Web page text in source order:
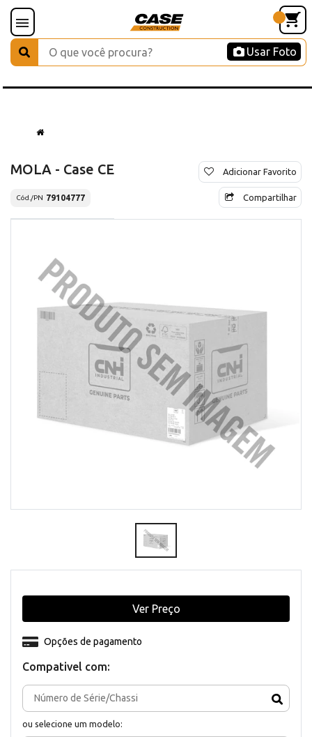
Usar Foto
MOLA - Case CE
Cód./PN 79104777
Adicionar Favorito
Compartilhar
Compativel com:
ou selecione um modelo:
Opções de pagamento
Ver Preço